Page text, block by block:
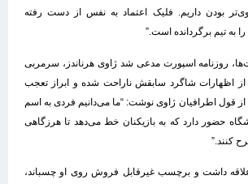
بودن داریم. فلیک اعتماد به نفس از دست رفته
تیم برگردانده است.”
روزنامه اسپورت مدعی شد ژاوی هرناندز، سرمربی
اظهارات شاگرد سابقش ناراحت شده و ابراز تعجب
قول اطرافیان ژاوی نوشت: “ما می‌دانیم فردی به اسم
حضور دارد که به بازیکنان خط می‌دهد تا هرزگاهی
داشت و برچسب غیرقابل فروش روی او چسباند،